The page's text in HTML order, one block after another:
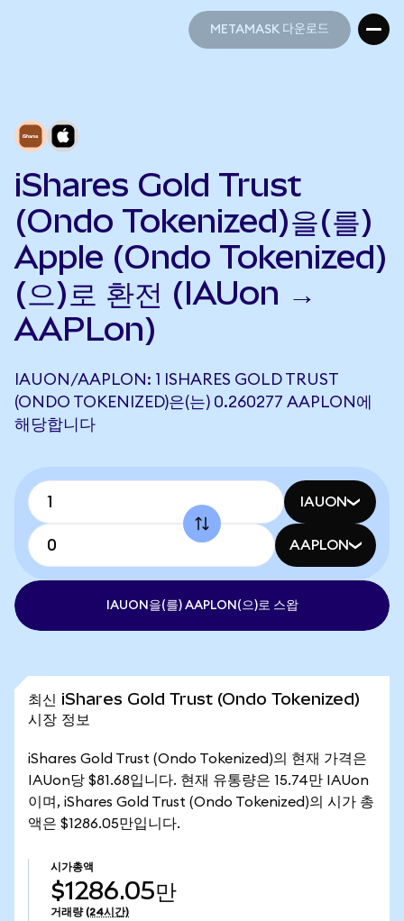
METAMASK 다운로드
iShares Gold Trust
(Ondo Tokenized)을(를)
Apple (Ondo Tokenized)
(으)로 환전 (IAUon →
AAPLon)
IAUON/AAPLON: 1 ISHARES GOLD TRUST
(ONDO TOKENIZED)은(는) 0.260277 AAPLON에
해당합니다
IAUON
AAPLON
IAUON을(를) AAPLON(으)로 스왑
최신 iShares Gold Trust (Ondo Tokenized)
시장 정보
iShares Gold Trust (Ondo Tokenized)의 현재 가격은
IAUon당 $81.68입니다. 현재 유통량은 15.74만 IAUon
이며, iShares Gold Trust (Ondo Tokenized)의 시가 총
액은 $1286.05만입니다.
시가총액
$1286.05만
거래량 (24시간)